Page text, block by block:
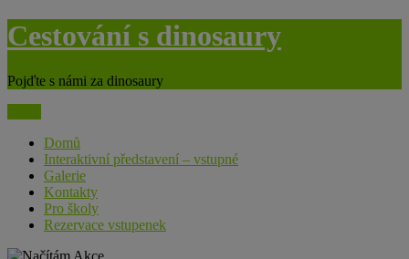
Skip
to
Cestování s dinosaury
Pojďte s námi za dinosaury
Domů
Interaktivní představení – vstupné
Galerie
Kontakty
Pro školy
Rezervace vstupenek